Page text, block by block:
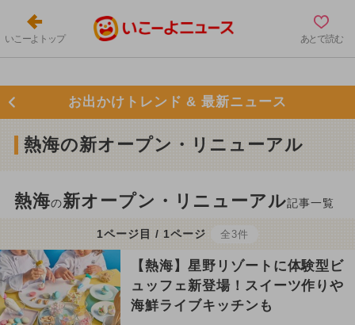
いこーよトップ あとで読む
お出かけトレンド & 最新ニュース
熱海の新オープン・リニューアル
熱海の新オープン・リニューアル記事一覧
1ページ目 / 1ページ 全3件
【熱海】星野リゾートに体験型ビ
ュッフェ新登場！スイーツ作りや
海鮮ライブキッチンも